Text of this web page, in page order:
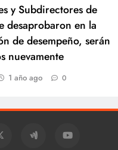
y Subdirectores de
desaprobaron en la
de desempeño, serán
nuevamente
1 año ago 0